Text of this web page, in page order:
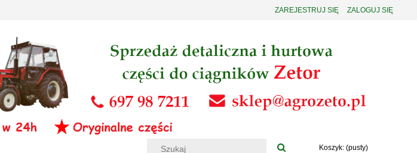
ZAREJESTRUJ SIĘ ZALOGUJ SIĘ
Koszyk: (pusty)